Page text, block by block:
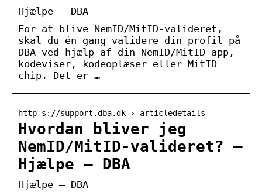
Hjælpe – DBA
For at blive NemID/MitID-valideret,
skal du én gang validere din profil på
DBA ved hjælp af din NemID/MitID app,
kodeviser, kodeoplæser eller MitID
chip. Det er …
http s://support.dba.dk › articledetails
Hvordan bliver jeg
NemID/MitID-valideret? –
Hjælpe – DBA
Hjælpe – DBA